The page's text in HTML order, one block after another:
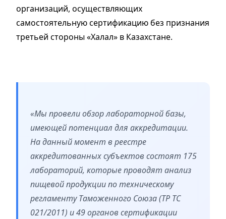
организаций, осуществляющих
самостоятельную сертификацию без признания
третьей стороны «Халал» в Казахстане.
«Мы провели обзор лабораторной базы,
имеющей потенциал для аккредитации.
На данный момент в реестре
аккредитованных субъектов состоят 175
лабораторий, которые проводят анализ
пищевой продукции по техническому
регламенту Таможенного Союза (ТР ТС
021/2011) и 49 органов сертификации